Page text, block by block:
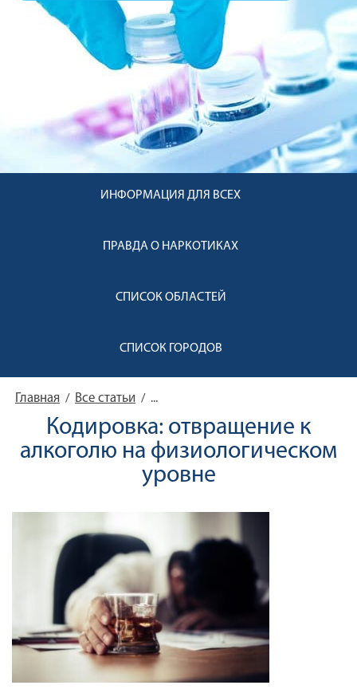
ИНФОРМАЦИЯ ДЛЯ ВСЕХ
ПРАВДА О НАРКОТИКАХ
СПИСОК ОБЛАСТЕЙ
СПИСОК ГОРОДОВ
Главная / Все статьи / ...
Кодировка: отвращение к
алкоголю на физиологическом
уровне